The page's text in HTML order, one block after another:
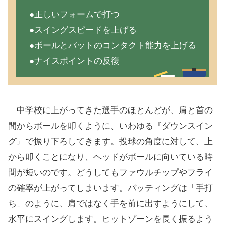
●正しいフォームで打つ
●スイングスピードを上げる
●ボールとバットのコンタクト能力を上げる
●ナイスポイントの反復
中学校に上がってきた選手のほとんどが、肩と首の
間からボールを叩くように、いわゆる『ダウンスイン
グ』で振り下ろしてきます。投球の角度に対して、上
から叩くことになり、ヘッドがボールに向いている時
間が短いのです。どうしてもファウルチップやフライ
の確率が上がってしまいます。バッティングは「手打
ち」のように、肩ではなく手を前に出すようにして、
水平にスイングします。ヒットゾーンを長く振るよう